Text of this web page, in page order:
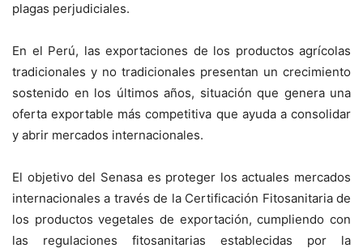
plagas perjudiciales.
En el Perú, las exportaciones de los productos agrícolas
tradicionales y no tradicionales presentan un crecimiento
sostenido en los últimos años, situación que genera una
oferta exportable más competitiva que ayuda a consolidar
y abrir mercados internacionales.
El objetivo del Senasa es proteger los actuales mercados
internacionales a través de la Certificación Fitosanitaria de
los productos vegetales de exportación, cumpliendo con
las regulaciones fitosanitarias establecidas por la